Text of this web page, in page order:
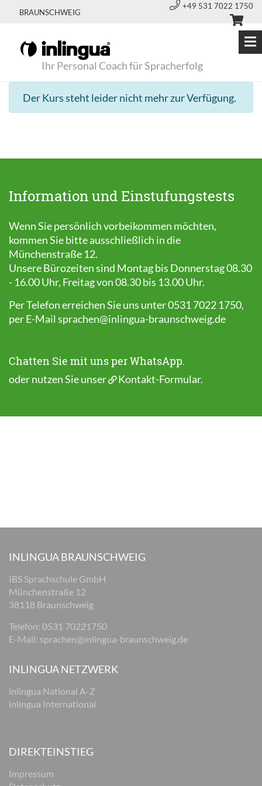
BRAUNSCHWEIG
+49 531 7022 1750
Ihr Personal Coach für Spracherfolg
Der Kurs steht leider nicht mehr zur Verfügung.
Information und Einstufungstests
Wenn Sie persönlich vorbeikommen möchten,
kommen Sie bitte ausschließlich in die
Münchenstraße 12.
Unsere Bürozeiten sind Montag bis Donnerstag 08.30
- 16.00 Uhr, Freitag von 08.30 bis 13.00 Uhr.
Per Telefon erreichen Sie uns unter 0531 7022 1750,
per E-Mail sprachen@inlingua-braunschweig.de
Chatten Sie mit uns per WhatsApp.
oder nutzen Sie unser Kontakt-Formular.
INLINGUA BRAUNSCHWEIG
IBS Sprachschule GmbH
Münchenstraße 12
38118 Braunschweig
Telefon: 0531 70221750
E-Mail: sprachen@inlingua-braunschweig.de
INLINGUA NETZWERK
inlingua National A-Z
inlingua International
DIREKTEINSTIEG
Impressum